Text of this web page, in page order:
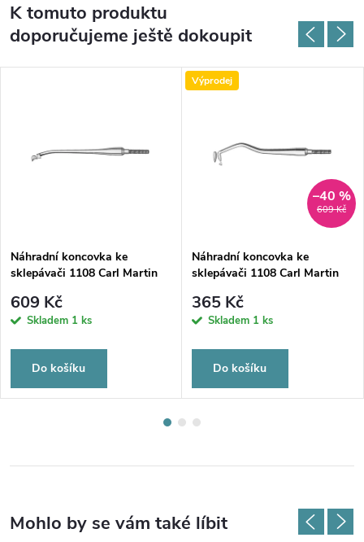
K tomuto produktu
doporučujeme ještě dokoupit
Náhradní koncovka ke
sklepávači 1108 Carl Martin
609 Kč
Skladem 1 ks
Do košíku
Výprodej
609 Kč
–40 %
Náhradní koncovka ke
sklepávači 1108 Carl Martin
365 Kč
Skladem 1 ks
Do košíku